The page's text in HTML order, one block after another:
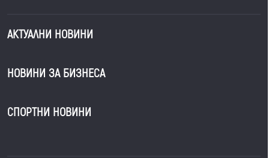
АКТУАЛНИ НОВИНИ
НОВИНИ ЗА БИЗНЕСА
СПОРТНИ НОВИНИ